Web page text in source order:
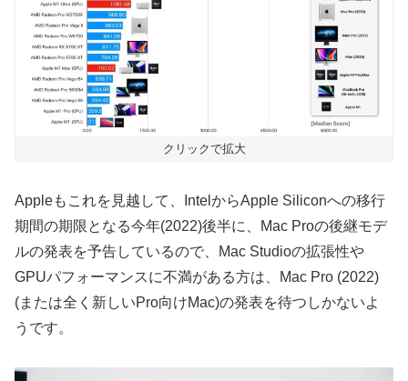
クリックで拡大
Appleもこれを見越して、IntelからApple Siliconへの移行
期間の期限となる今年(2022)後半に、Mac Proの後継モデ
ルの発表を予告しているので、Mac Studioの拡張性や
GPUパフォーマンスに不満がある方は、Mac Pro (2022)
(または全く新しいPro向けMac)の発表を待つしかないよ
うです。